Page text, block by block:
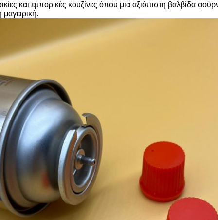
και εμπορικές κουζίνες όπου μια αξιόπιστη βαλβίδα
μαγειρική.